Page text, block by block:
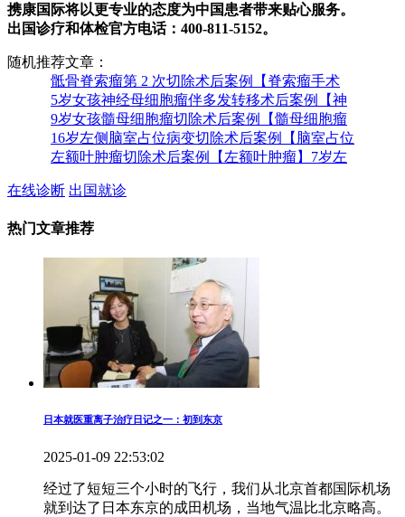
携康国际将以更专业的态度为中国患者带来贴心服务。
出国诊疗和体检官方电话：400-811-5152。
随机推荐文章：
骶骨脊索瘤第 2 次切除术后案例【脊索瘤手术
5岁女孩神经母细胞瘤伴多发转移术后案例【神
9岁女孩髓母细胞瘤切除术后案例【髓母细胞瘤
16岁左侧脑室占位病变切除术后案例【脑室占位
左额叶肿瘤切除术后案例【左额叶肿瘤】7岁左
在线诊断 出国就诊
热门文章推荐
日本就医重离子治疗日记之一：初到东京
2025-01-09 22:53:02
经过了短短三个小时的飞行，我们从北京首都国际机场
就到达了日本东京的成田机场，当地气温比北京略高。